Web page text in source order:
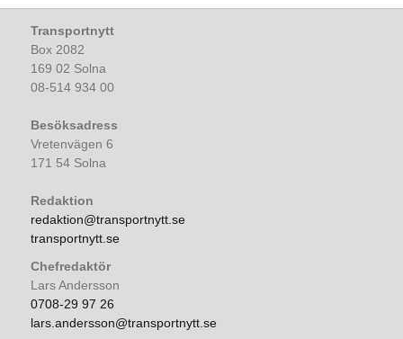
Transportnytt
Box 2082
169 02 Solna
08-514 934 00
Besöksadress
Vretenvägen 6
171 54 Solna
Redaktion
redaktion@transportnytt.se
transportnytt.se
Chefredaktör
Lars Andersson
0708-29 97 26
lars.andersson@transportnytt.se